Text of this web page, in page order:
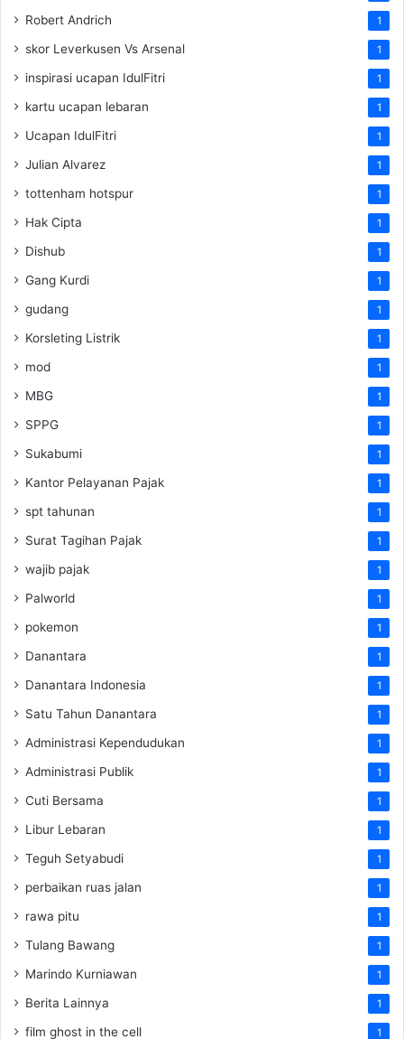
Robert Andrich 1
skor Leverkusen Vs Arsenal 1
inspirasi ucapan IdulFitri 1
kartu ucapan lebaran 1
Ucapan IdulFitri 1
Julian Alvarez 1
tottenham hotspur 1
Hak Cipta 1
Dishub 1
Gang Kurdi 1
gudang 1
Korsleting Listrik 1
mod 1
MBG 1
SPPG 1
Sukabumi 1
Kantor Pelayanan Pajak 1
spt tahunan 1
Surat Tagihan Pajak 1
wajib pajak 1
Palworld 1
pokemon 1
Danantara 1
Danantara Indonesia 1
Satu Tahun Danantara 1
Administrasi Kependudukan 1
Administrasi Publik 1
Cuti Bersama 1
Libur Lebaran 1
Teguh Setyabudi 1
perbaikan ruas jalan 1
rawa pitu 1
Tulang Bawang 1
Marindo Kurniawan 1
Berita Lainnya 1
film ghost in the cell 1